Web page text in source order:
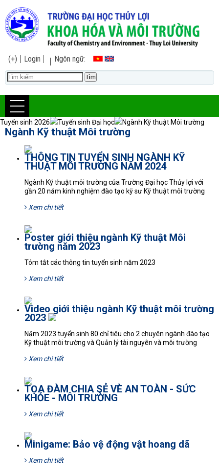
(+) Login Ngôn ngữ:
Tuyển sinh 2026 Tuyển sinh Đại học Ngành Kỹ thuật Môi trường
Ngành Kỹ thuật Môi trường
THÔNG TIN TUYỂN SINH NGÀNH KỸ
THUẬT MÔI TRƯỜNG NĂM 2024
Ngành Kỹ thuật môi trường của Trường Đại học Thủy lợi với
gần 20 năm kinh nghiệm đào tạo kỹ sư Kỹ thuật môi trường
Xem chi tiết
Poster giới thiệu ngành Kỹ thuật Môi
trường năm 2023
Tóm tắt các thông tin tuyển sinh năm 2023
Xem chi tiết
Video giới thiệu ngành Kỹ thuật môi trường
2023
Năm 2023 tuyển sinh 80 chỉ tiêu cho 2 chuyên ngành đào tạo
Kỹ thuật môi trường và Quản lý tài nguyên và môi trường
Xem chi tiết
TỌA ĐÀM CHIA SẺ VÈ AN TOÀN - SỨC
KHỎE - MÔI TRƯỜNG
Xem chi tiết
Minigame: Bảo vệ động vật hoang dã
Xem chi tiết